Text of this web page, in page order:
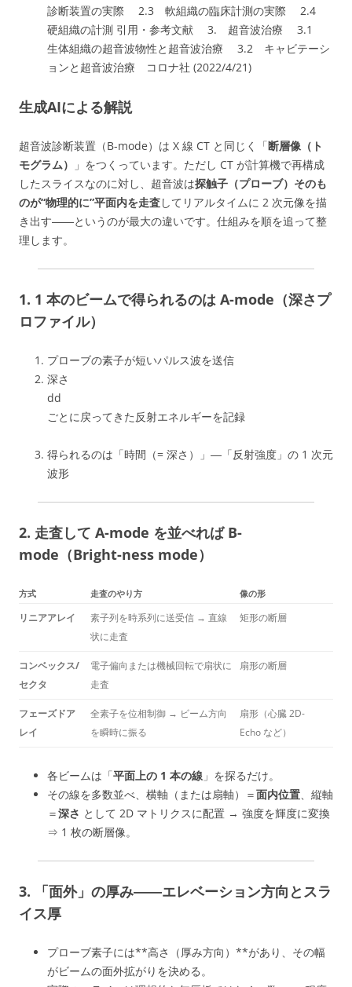
診断装置の実際 2.3 軟組織の臨床計測の実際 2.4
硬組織の計測 引用・参考文献 3. 超音波治療 3.1
生体組織の超音波物性と超音波治療 3.2 キャビテーシ
ョンと超音波治療 コロナ社 (2022/4/21)
生成AIによる解説
超音波診断装置（B-mode）は X 線 CT と同じく「断層像（ト
モグラム）
」をつくっています。ただし CT が計算機で再構成
したスライスなのに対し、超音波は探触子（プローブ）そのも
のが“物理的に”平面内を走査してリアルタイムに 2 次元像を描
き出す――というのが最大の違いです。仕組みを順を追って整
理します。
1. 1 本のビームで得られるのは A-mode（深さプ
ロファイル）
プローブの素子が短いパルス波を送信
深さ
dd
ごとに戻ってきた反射エネルギーを記録
得られるのは「時間（= 深さ）」―「反射強度」の 1 次元
波形
2. 走査して A-mode を並べれば B-
mode（Bright-ness mode）
方式 走査のやり方 像の形
リニアアレイ
素子列を時系列に送受信 → 直線
状に走査
矩形の断層
コンベックス/
セクタ
電子偏向または機械回転で扇状に
走査
扇形の断層
フェーズドア
レイ
全素子を位相制御 → ビーム方向
を瞬時に振る
扇形（心臓 2D-
Echo など）
各ビームは「平面上の 1 本の線 」を探るだけ。
その線を多数並べ、横軸（または扇軸）＝面内位置、縦軸
＝深さ として 2D マトリクスに配置 → 強度を輝度に変換
⇒ 1 枚の断層像。
3. 「面外」の厚み――エレベーション方向 とスラ
イス厚
プローブ素子には**高さ（厚み方向）**があり、その幅
がビームの面外拡がりを決める。